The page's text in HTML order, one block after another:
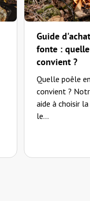
Guide
fonte :
convient ?
Quelle poêle
convient ?
aide à choisir
le...